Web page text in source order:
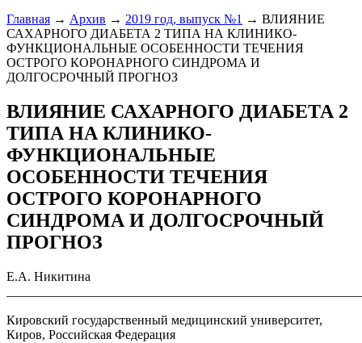
Главная → Архив → 2019 год, выпуск №1 → ВЛИЯНИЕ
САХАРНОГО ДИАБЕТА 2 ТИПА НА КЛИНИКО-
ФУНКЦИОНАЛЬНЫЕ ОСОБЕННОСТИ ТЕЧЕНИЯ
ОСТРОГО КОРОНАРНОГО СИНДРОМА И
ДОЛГОСРОЧНЫЙ ПРОГНОЗ
ВЛИЯНИЕ САХАРНОГО ДИАБЕТА 2
ТИПА НА КЛИНИКО-
ФУНКЦИОНАЛЬНЫЕ
ОСОБЕННОСТИ ТЕЧЕНИЯ
ОСТРОГО КОРОНАРНОГО
СИНДРОМА И ДОЛГОСРОЧНЫЙ
ПРОГНОЗ
Е.А. Никитина
Кировский государственный медицинский университет,
Киров, Российская Федерация